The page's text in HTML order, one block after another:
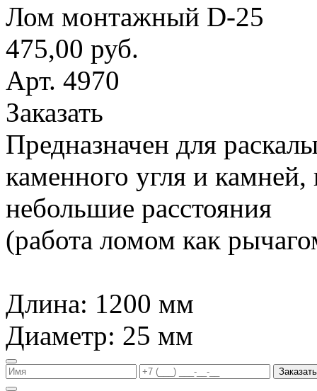
Лом монтажный D-25
475,00 руб.
Арт. 4970
Заказать
Предназначен для
каменного угля и
небольшие расстояния
(работа ломом как
Длина: 1200 мм
Диаметр: 25 мм
Заказать